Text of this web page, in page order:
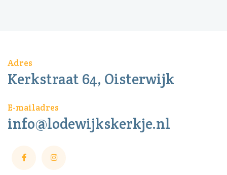
Adres
Kerkstraat 64, Oisterwijk
E-mailadres
info@lodewijkskerkje.nl